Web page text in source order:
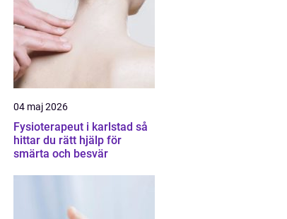
04 maj 2026
Fysioterapeut i karlstad så
hittar du rätt hjälp för
smärta och besvär